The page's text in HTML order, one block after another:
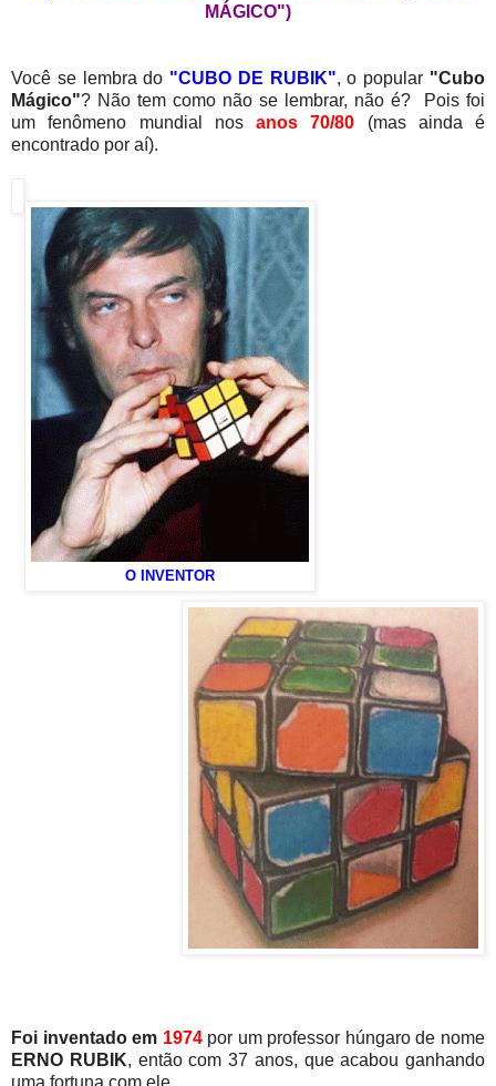
MÁGICO")
Você se lembra do "CUBO DE RUBIK", o popular "Cubo
Mágico"? Não tem como não se lembrar, não é? Pois foi
um fenômeno mundial nos anos 70/80 (mas ainda é
encontrado por aí).
O INVENTOR
Foi inventado em 1974por um professor húngaro de nome
ERNO RUBIK, então com 37 anos, que acabou ganhando
uma fortuna com ele.